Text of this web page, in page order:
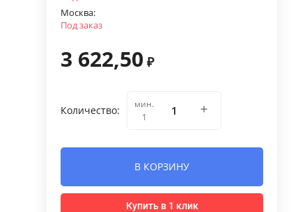
Москва:
Под заказ
3 622,50 ₽
Количество:
мин.
1
В КОРЗИНУ
Купить в 1 клик